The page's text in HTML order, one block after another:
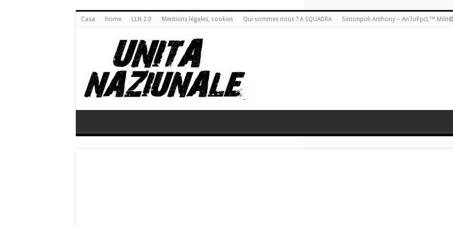
Casa home LLN 2.0 Mentions légales, cookies Qui sommes nous ? A SQUADRA Simonpoli Anthony – AnToFpcL™